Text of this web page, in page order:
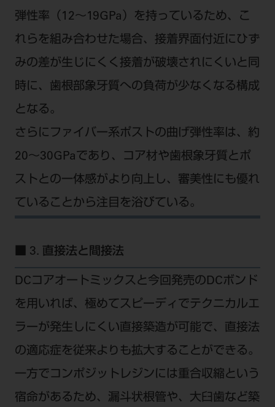
弾性率（12～19GPa）を持っているため、こ
れらを組み合わせた場合、接着界面付近にひず
みの差が生じにくく接着が破壊されにくいと同
時に、歯根部象牙質への負荷が少なくなる構成
となる。
さらにファイバー系ポストの曲げ弾性率は、約
20～30GPaであり、コア材や歯根象牙質とポ
ストとの一体感がより向上し、審美性にも優れ
ていることから注目を浴びている。
■ 3. 直接法と間接法
DCコアオートミックスと今回発売のDCボンド
を用いれば、極めてスピーディでテクニカルエ
ラーが発生しにくい直接築造が可能で、直接法
の適応症を従来よりも拡大することができる。
一方でコンポジットレジンには重合収縮という
宿命があるため、漏斗状根管や、大臼歯など築